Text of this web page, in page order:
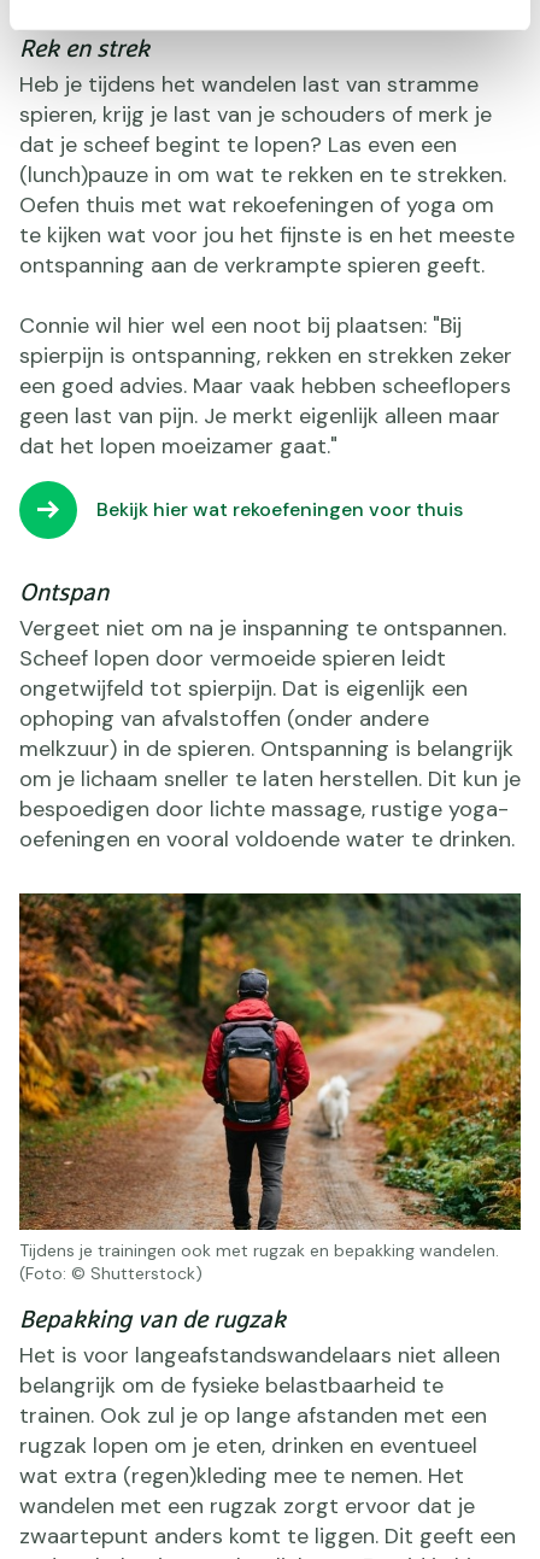
Rek en strek
Heb je tijdens het wandelen last van stramme
spieren, krijg je last van je schouders of merk je
dat je scheef begint te lopen? Las even een
(lunch)pauze in om wat te rekken en te strekken.
Oefen thuis met wat rekoefeningen of yoga om
te kijken wat voor jou het fijnste is en het meeste
ontspanning aan de verkrampte spieren geeft.
Connie wil hier wel een noot bij plaatsen: "Bij
spierpijn is ontspanning, rekken en strekken zeker
een goed advies. Maar vaak hebben scheeflopers
geen last van pijn. Je merkt eigenlijk alleen maar
dat het lopen moeizamer gaat."
Bekijk hier wat rekoefeningen voor thuis
Ontspan
Vergeet niet om na je inspanning te ontspannen.
Scheef lopen door vermoeide spieren leidt
ongetwijfeld tot spierpijn. Dat is eigenlijk een
ophoping van afvalstoffen (onder andere
melkzuur) in de spieren. Ontspanning is belangrijk
om je lichaam sneller te laten herstellen. Dit kun je
bespoedigen door lichte massage, rustige yoga-
oefeningen en vooral voldoende water te drinken.
Bepakking van de rugzak
Het is voor langeafstandswandelaars niet alleen
belangrijk om de fysieke belastbaarheid te
trainen. Ook zul je op lange afstanden met een
rugzak lopen om je eten, drinken en eventueel
wat extra (regen)kleding mee te nemen. Het
wandelen met een rugzak zorgt ervoor dat je
zwaartepunt anders komt te liggen. Dit geeft een
Tijdens je trainingen ook met rugzak en bepakking wandelen.
(Foto: © Shutterstock)